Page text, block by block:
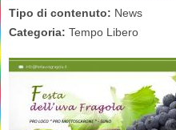
Tipo di contenuto: News
Categoria: Tempo Libero